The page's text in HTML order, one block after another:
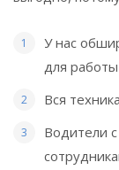
У нас
для
Вся
Водители